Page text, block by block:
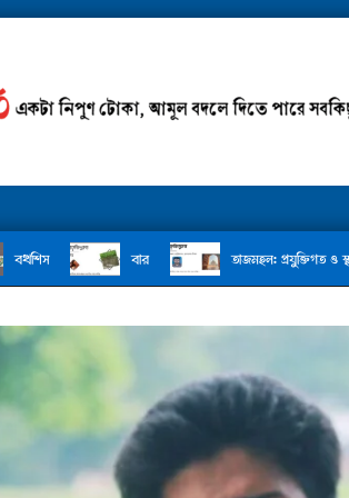
বার তাজমহল: প্রযুক্তিগত ও স্থাপত্যগত বিস্ময়